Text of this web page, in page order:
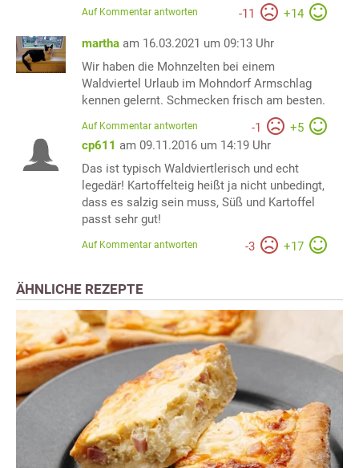
-11 +14
Auf Kommentar antworten
martha am 16.03.2021 um 09:13 Uhr
Wir haben die Mohnzelten bei einem
Waldviertel Urlaub im Mohndorf Armschlag
kennen gelernt. Schmecken frisch am besten.
-1 +5
Auf Kommentar antworten
cp611 am 09.11.2016 um 14:19 Uhr
Das ist typisch Waldviertlerisch und echt
legedär! Kartoffelteig heißt ja nicht unbedingt,
dass es salzig sein muss, Süß und Kartoffel
passt sehr gut!
-3 +17
Auf Kommentar antworten
ÄHNLICHE REZEPTE